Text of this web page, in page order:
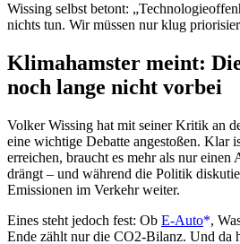
Wissing selbst betont:
nichts tun. Wir müssen nur klug
Klimahamster meint:
noch lange nicht vorbei
Volker Wissing hat mit seiner Kritik an
eine wichtige Debatte angestoßen. Klar
erreichen, braucht es mehr als nur
drängt – und während die Politik
Emissionen im Verkehr weiter.
Eines steht jedoch fest: Ob E-Auto ,
Ende zählt nur die CO2-Bilanz. Und da